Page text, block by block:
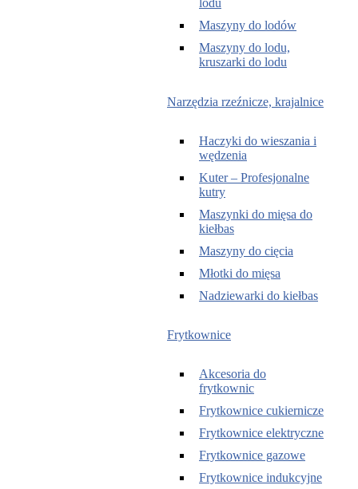
lodu
Maszyny do lodów
Maszyny do lodu,
kruszarki do lodu
Narzędzia rzeźnicze, krajalnice
Haczyki do wieszania i
wędzenia
Kuter – Profesjonalne
kutry
Maszynki do mięsa do
kiełbas
Maszyny do cięcia
Młotki do mięsa
Nadziewarki do kiełbas
Frytkownice
Akcesoria do
frytkownic
Frytkownice cukiernicze
Frytkownice elektryczne
Frytkownice gazowe
Frytkownice indukcyjne